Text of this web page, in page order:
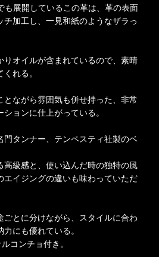
も展開しているこの革は、革の表面
チ加工し、一見和紙のようなザラっ
りオイルが含まれているので、素晴
れる。
ながら雰囲気も併せ持った、非常
ョンに仕上がっている。
門タンナー、テンペスティ社製のベ
高級感と、使い込んだ時の独特の風
エイジングの違いも味わっていただ
ごとに分けながら、スタイルに合わ
にも優れている。
コンチョ付き。